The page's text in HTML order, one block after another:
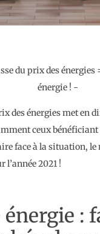
des énergies met en
ceux bénéficiant
face à la situation,
l’année 2021 !
énergie :